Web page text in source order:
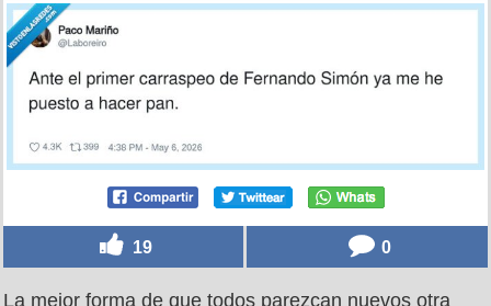
19 0
La mejor forma de que todos parezcan nuevos otra